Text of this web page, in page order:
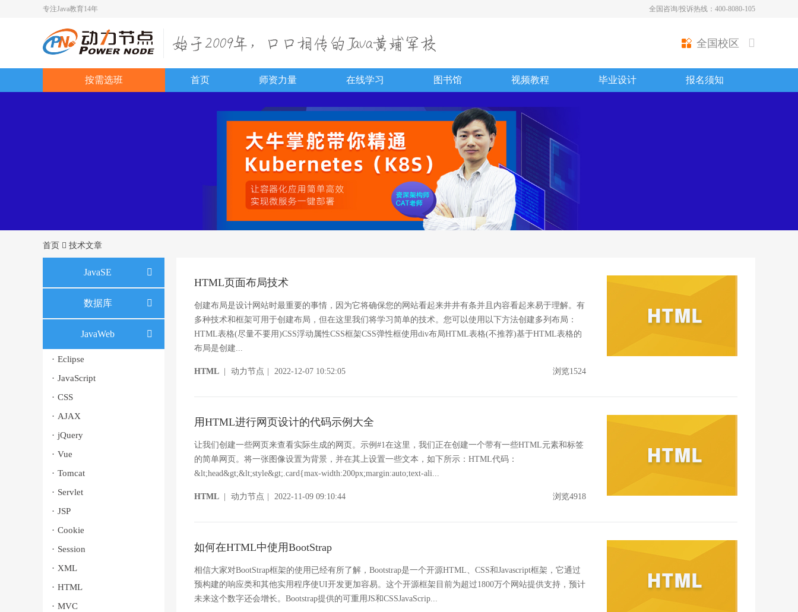
专注Java教育14年 全国咨询/投诉热线：400-8080-105
全国校区
按需选班 首页 师资力量 在线学习 图书馆 视频教程 毕业设计 报名须知
首页 技术文章
JavaSE
数据库
JavaWeb
· Eclipse
· JavaScript
· CSS
· AJAX
· jQuery
· Vue
· Tomcat
· Servlet
· JSP
· Cookie
· Session
· XML
· HTML
· MVC
HTML页面布局技术
创建布局是设计网站时最重要的事情，因为它将确保您的网站看起来井井有条并且内容看起来易于理解。有
多种技术和框架可用于创建布局，但在这里我们将学习简单的技术。您可以使用以下方法创建多列布局：
HTML表格(尽量不要用)CSS浮动属性CSS框架CSS弹性框使用div布局HTML表格(不推荐)基于HTML表格的
布局是创建...
HTML 动力节点 2022-12-07 10:52:05 浏览1524
用HTML进行网页设计的代码示例大全
让我们创建一些网页来查看实际生成的网页。示例#1在这里，我们正在创建一个带有一些HTML元素和标签
的简单网页。将一张图像设置为背景，并在其上设置一些文本，如下所示：HTML代码：
&lt;head&gt;&lt;style&gt;.card{max-width:200px;margin:auto;text-ali...
HTML 动力节点 2022-11-09 09:10:44 浏览4918
如何在HTML中使用BootStrap
相信大家对BootStrap框架的使用已经有所了解，Bootstrap是一个开源HTML、CSS和Javascript框架，它通过
预构建的响应类和其他实用程序使UI开发更加容易。这个开源框架目前为超过1800万个网站提供支持，预计
未来这个数字还会增长。Bootstrap提供的可重用JS和CSSJavaScrip...